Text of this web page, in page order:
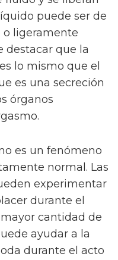
puede ser de
o ligeramente
destacar que la
lo mismo que el
es una secreción
órganos
es un fenómeno
normal. Las
experimentar
durante el
cantidad de
ayudar a la
durante el acto